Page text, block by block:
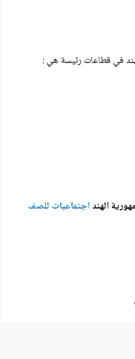
في قطاعات رئيسة هي :
الهنداجتماعيات للصف